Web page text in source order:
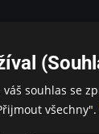
souhlas se
všechny".